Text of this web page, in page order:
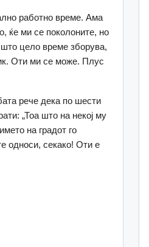
работно време. Ама
ќе ми се поколоните, но
што цело време зборува,
Оти ми се може. Плус
рече дека по шести
„Тоа што на некој му
на градот го
односи, секако! Оти е